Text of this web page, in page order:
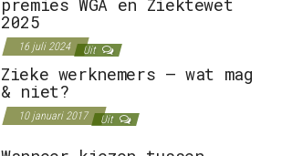
premies WGA en Ziektewet
2025
16 juli 2024 Uit
Zieke werknemers – wat mag
& niet?
10 januari 2017 Uit